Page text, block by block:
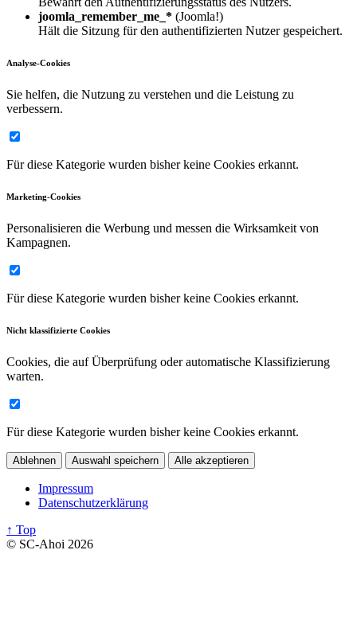
joomla_remember_me_* (Joomla!)
Hält die Sitzung für den authentifizierten Nutzer gespeichert.
Analyse-Cookies
Sie helfen, die Nutzung zu verstehen und die Leistung zu
verbessern.
Für diese Kategorie wurden bisher keine Cookies erkannt.
Marketing-Cookies
Personalisieren die Werbung und messen die Wirksamkeit von
Kampagnen.
Für diese Kategorie wurden bisher keine Cookies erkannt.
Nicht klassifizierte Cookies
Cookies, die auf Überprüfung oder automatische Klassifizierung
warten.
Für diese Kategorie wurden bisher keine Cookies erkannt.
Ablehnen Auswahl speichern Alle akzeptieren
Impressum
Datenschutzerklärung
↑ Top
© SC-Ahoi 2026